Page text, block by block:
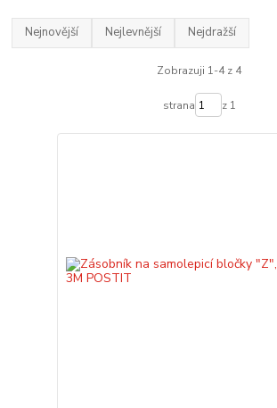
Nejnovější Nejlevnější Nejdražší
Zobrazuji 1-4 z 4
strana z 1